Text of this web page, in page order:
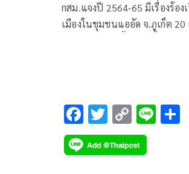
กสม.แจงปี 2564-65 มีเรื่องร้อ
เมืองในชุมชนแออัด จ.ภูเก็ต 20
F
ac
e
T
wi
tt
C
o
p
Li